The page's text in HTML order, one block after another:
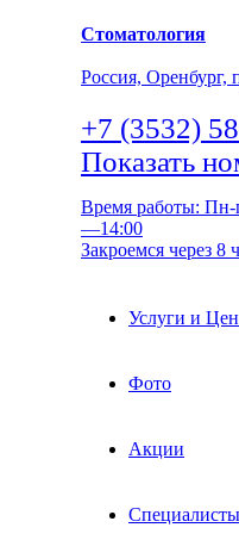
Стоматология
Россия, Оренбург,
+7 (3532)
Показать
Время работы:
—14:00
Закроемся через 8
Услуги и
Фото
Акции
Специалисты